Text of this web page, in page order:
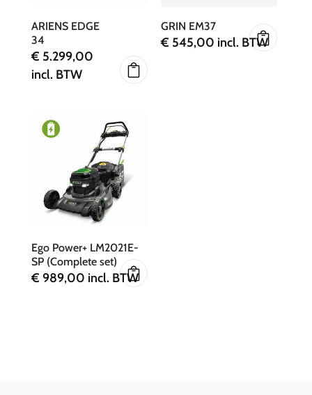
ARIENS EDGE
34
€ 5.299,00
incl. BTW
GRIN EM37
€ 545,00 incl. BTW
Ego Power+ LM2021E-
SP (Complete set)
€ 989,00 incl. BTW